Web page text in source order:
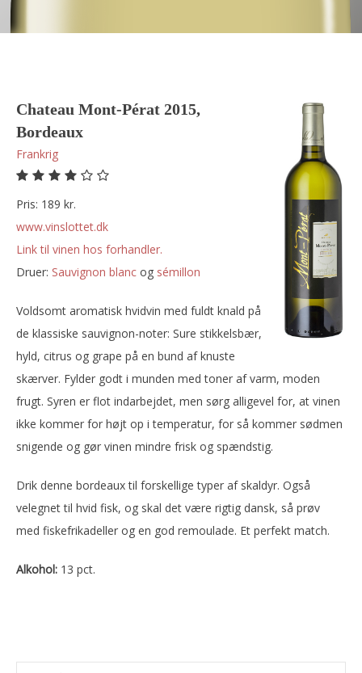
Chateau Mont-Pérat 2015,
Bordeaux
Frankrig
Pris: 189 kr.
www.vinslottet.dk
Link til vinen hos forhandler.
Druer:
sauvignon blanc og sémillon
Voldsomt aromatisk hvidvin med fuldt knald på
de klassiske sauvignon-noter: Sure stikkelsbær,
hyld, citrus og grape på en bund af knuste
skærver. Fylder godt i munden med toner af varm, moden
frugt. Syren er flot indarbejdet, men sørg alligevel for, at vinen
ikke kommer for højt op i temperatur, for så kommer sødmen
snigende og gør vinen mindre frisk og spændstig.
Drik denne bordeaux til forskellige typer af skaldyr. Også
velegnet til hvid fisk, og skal det være rigtig dansk, så prøv
med fiskefrikadeller og en god remoulade. Et perfekt match.
Alkohol: 13 pct.
Primær